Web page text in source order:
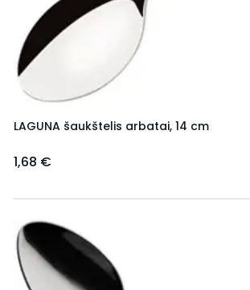
LAGUNA šaukštelis arbatai, 14 cm
1,68 €